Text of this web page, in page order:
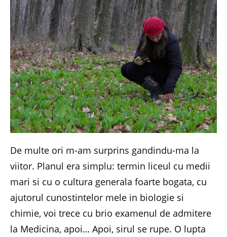
De multe ori m-am surprins gandindu-ma la
viitor. Planul era simplu: termin liceul cu medii
mari si cu o cultura generala foarte bogata, cu
ajutorul cunostintelor mele in biologie si
chimie, voi trece cu brio examenul de admitere
la Medicina, apoi… Apoi, sirul se rupe. O lupta